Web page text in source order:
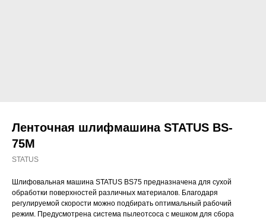
Ленточная шлифмашина STATUS BS-
75M
STATUS
Шлифовальная машина STATUS BS75 предназначена для сухой
обработки поверхностей различных материалов. Благодаря
регулируемой скорости можно подбирать оптимальный рабочий
режим. Предусмотрена система пылеотсоса с мешком для сбора